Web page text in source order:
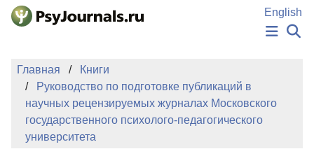
Перейти к основному содержанию
English
АВТОРЫ
ПОДАТЬ РУКОПИСЬ
БАЗА ЗНАНИЙ
Главная
Книги
Руководство по подготовке публикаций в
научных рецензируемых журналах Московского
государственного психолого-педагогического
университета